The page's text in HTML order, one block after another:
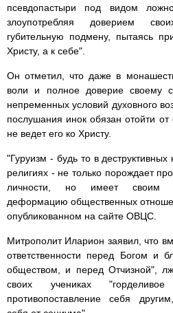
псевдопастыри под видом ложно
злоупотребляя доверием
губительную подмену, пытаясь
Христу, а к себе".
Он отметил, что даже в
воли и полное доверие своему
непременных условий духовного
послушания инок обязан отойти от
не ведет его ко Христу.
"Гуруизм - будь то в
религиях - не только порождает
личности, но имеет своим
деформацию общественных
опубликованном на сайте ОВЦС.
Митрополит Иларион заявил, что
ответственности перед Богом и
обществом, и перед Отчизной",
своих учениках
противопоставление себя